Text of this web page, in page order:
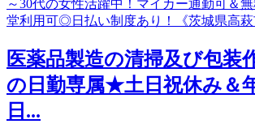
医薬品製造の清掃及び包装
の日勤専属★土日祝休み＆
日...